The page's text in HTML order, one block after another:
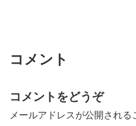
コメント
コメントをどうぞ
メールアドレスが公開される